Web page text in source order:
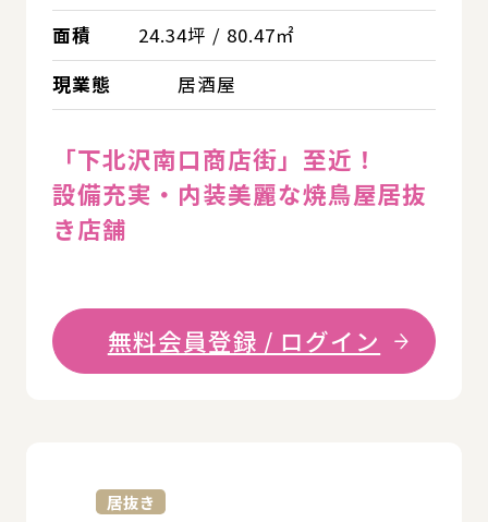
面積
24.34坪 / 80.47㎡
現業態
居酒屋
「下北沢南口商店街」至近！
設備充実・内装美麗な焼鳥屋居抜
き店舗
無料会員登録 / ログイン
居抜き